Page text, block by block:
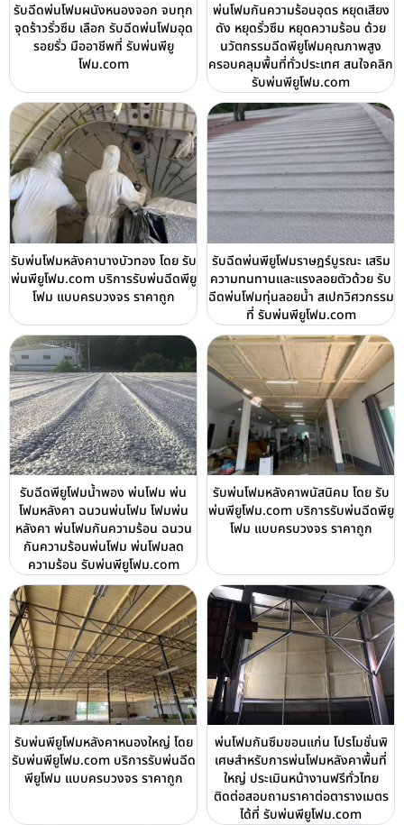
รับฉีดพ่นโฟมผนังหนองจอก จบทุก
จุดร้าวรั่วซึม เลือก รับฉีดพ่นโฟมอุด
รอยรั่ว มืออาชีพที่ รับพ่นพียู
โฟม.com
พ่นโฟมกันความร้อนอุดร หยุดเสียง
ดัง หยุดรั่วซึม หยุดความร้อน ด้วย
นวัตกรรมฉีดพียูโฟมคุณภาพสูง
ครอบคลุมพื้นที่ทั่วประเทศ สนใจคลิก
รับพ่นพียูโฟม.com
รับพ่นโฟมหลังคาบางบัวทอง โดย รับ
พ่นพียูโฟม.com บริการรับพ่นฉีดพียู
โฟม แบบครบวงจร ราคาถูก
รับฉีดพ่นพียูโฟมราษฎร์บูรณะ เสริม
ความทนทานและแรงลอยตัวด้วย รับ
ฉีดพ่นโฟมทุ่นลอยน้ำ สเปกวิศวกรรม
ที่ รับพ่นพียูโฟม.com
รับฉีดพียูโฟมน้ำพอง พ่นโฟม พ่น
โฟมหลังคา ฉนวนพ่นโฟม โฟมพ่น
หลังคา พ่นโฟมกันความร้อน ฉนวน
กันความร้อนพ่นโฟม พ่นโฟมลด
ความร้อน รับพ่นพียูโฟม.com
รับพ่นโฟมหลังคาพนัสนิคม โดย รับ
พ่นพียูโฟม.com บริการรับพ่นฉีดพียู
โฟม แบบครบวงจร ราคาถูก
รับพ่นพียูโฟมหลังคาหนองใหญ่ โดย
รับพ่นพียูโฟม.com บริการรับพ่นฉีด
พียูโฟม แบบครบวงจร ราคาถูก
พ่นโฟมกันซึมขอนแก่น โปรโมชั่นพิ
เศษสำหรับการพ่นโฟมหลังคาพื้นที่
ใหญ่ ประเมินหน้างานฟรีทั่วไทย
ติดต่อสอบถามราคาต่อตารางเมตร
ได้ที่ รับพ่นพียูโฟม.com